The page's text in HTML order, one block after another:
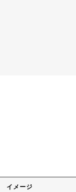
イメージ